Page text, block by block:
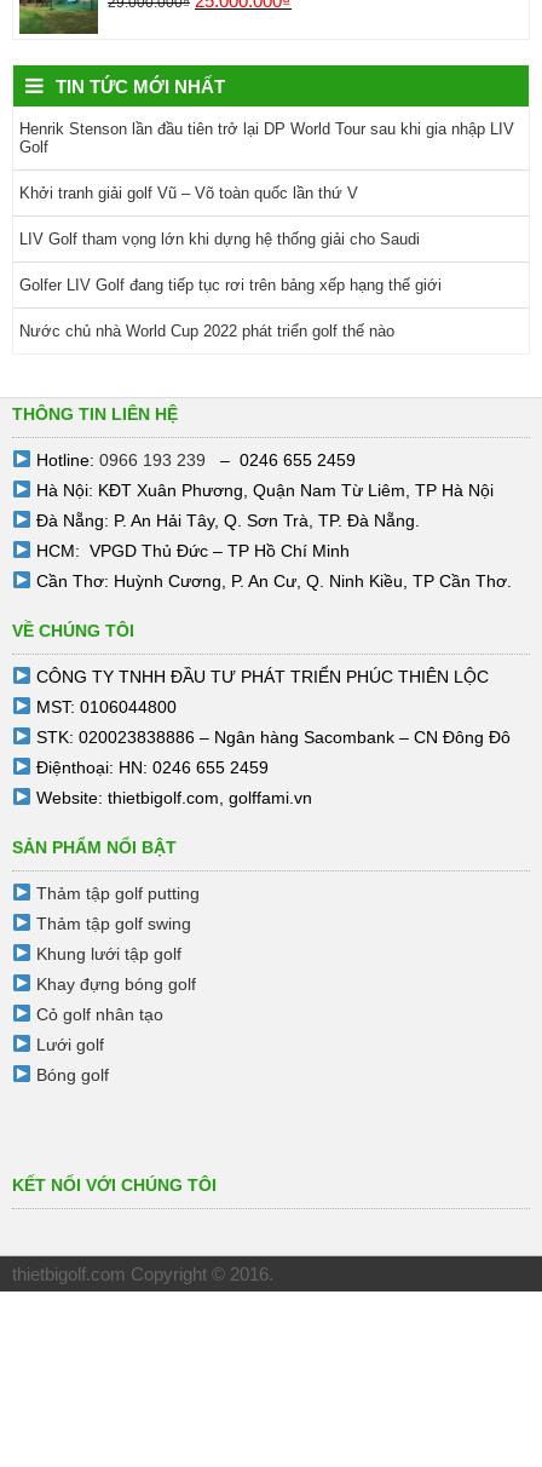
TIN TỨC MỚI NHẤT
Henrik Stenson lần đầu tiên trở lại DP World Tour sau khi gia nhập LIV
Golf
Khởi tranh giải golf Vũ – Võ toàn quốc lần thứ V
LIV Golf tham vọng lớn khi dựng hệ thống giải cho Saudi
Golfer LIV Golf đang tiếp tục rơi trên bảng xếp hạng thế giới
Nước chủ nhà World Cup 2022 phát triển golf thế nào
THÔNG TIN LIÊN HỆ
Hotline: 0966 193 239 – 0246 655 2459
Hà Nội: KĐT Xuân Phương, Quận Nam Từ Liêm, TP Hà Nội
Đà Nẵng: P. An Hải Tây, Q. Sơn Trà, TP. Đà Nẵng.
HCM: VPGD Thủ Đức – TP Hồ Chí Minh
Cần Thơ: Huỳnh Cương, P. An Cư, Q. Ninh Kiều, TP Cần Thơ.
VỀ CHÚNG TÔI
CÔNG TY TNHH ĐẦU TƯ PHÁT TRIỂN PHÚC THIÊN LỘC
MST: 0106044800
STK: 020023838886 – Ngân hàng Sacombank – CN Đông Đô
Điệnthoại: HN: 0246 655 2459
Website: thietbigolf.com golffami.vn
SẢN PHẨM NỔI BẬT
Thảm tập golf putting
Thảm tập golf swing
Khung lưới tập golf
Khay đựng bóng golf
Cỏ golf nhân tạo
Lưới golf
Bóng golf
KẾT NỐI VỚI CHÚNG TÔI
thietbigolf.com Copyright © 2016.